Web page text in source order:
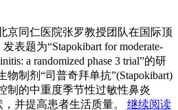
京同仁医院张罗教授团队在国际顶
表题为“Stapokibart for moderate-
a randomized phase 3 trial”的研
制剂“司普奇拜单抗”(Stapokibart)
制的中重度季节性过敏性鼻炎
并提高患者生活质量。 继续阅读